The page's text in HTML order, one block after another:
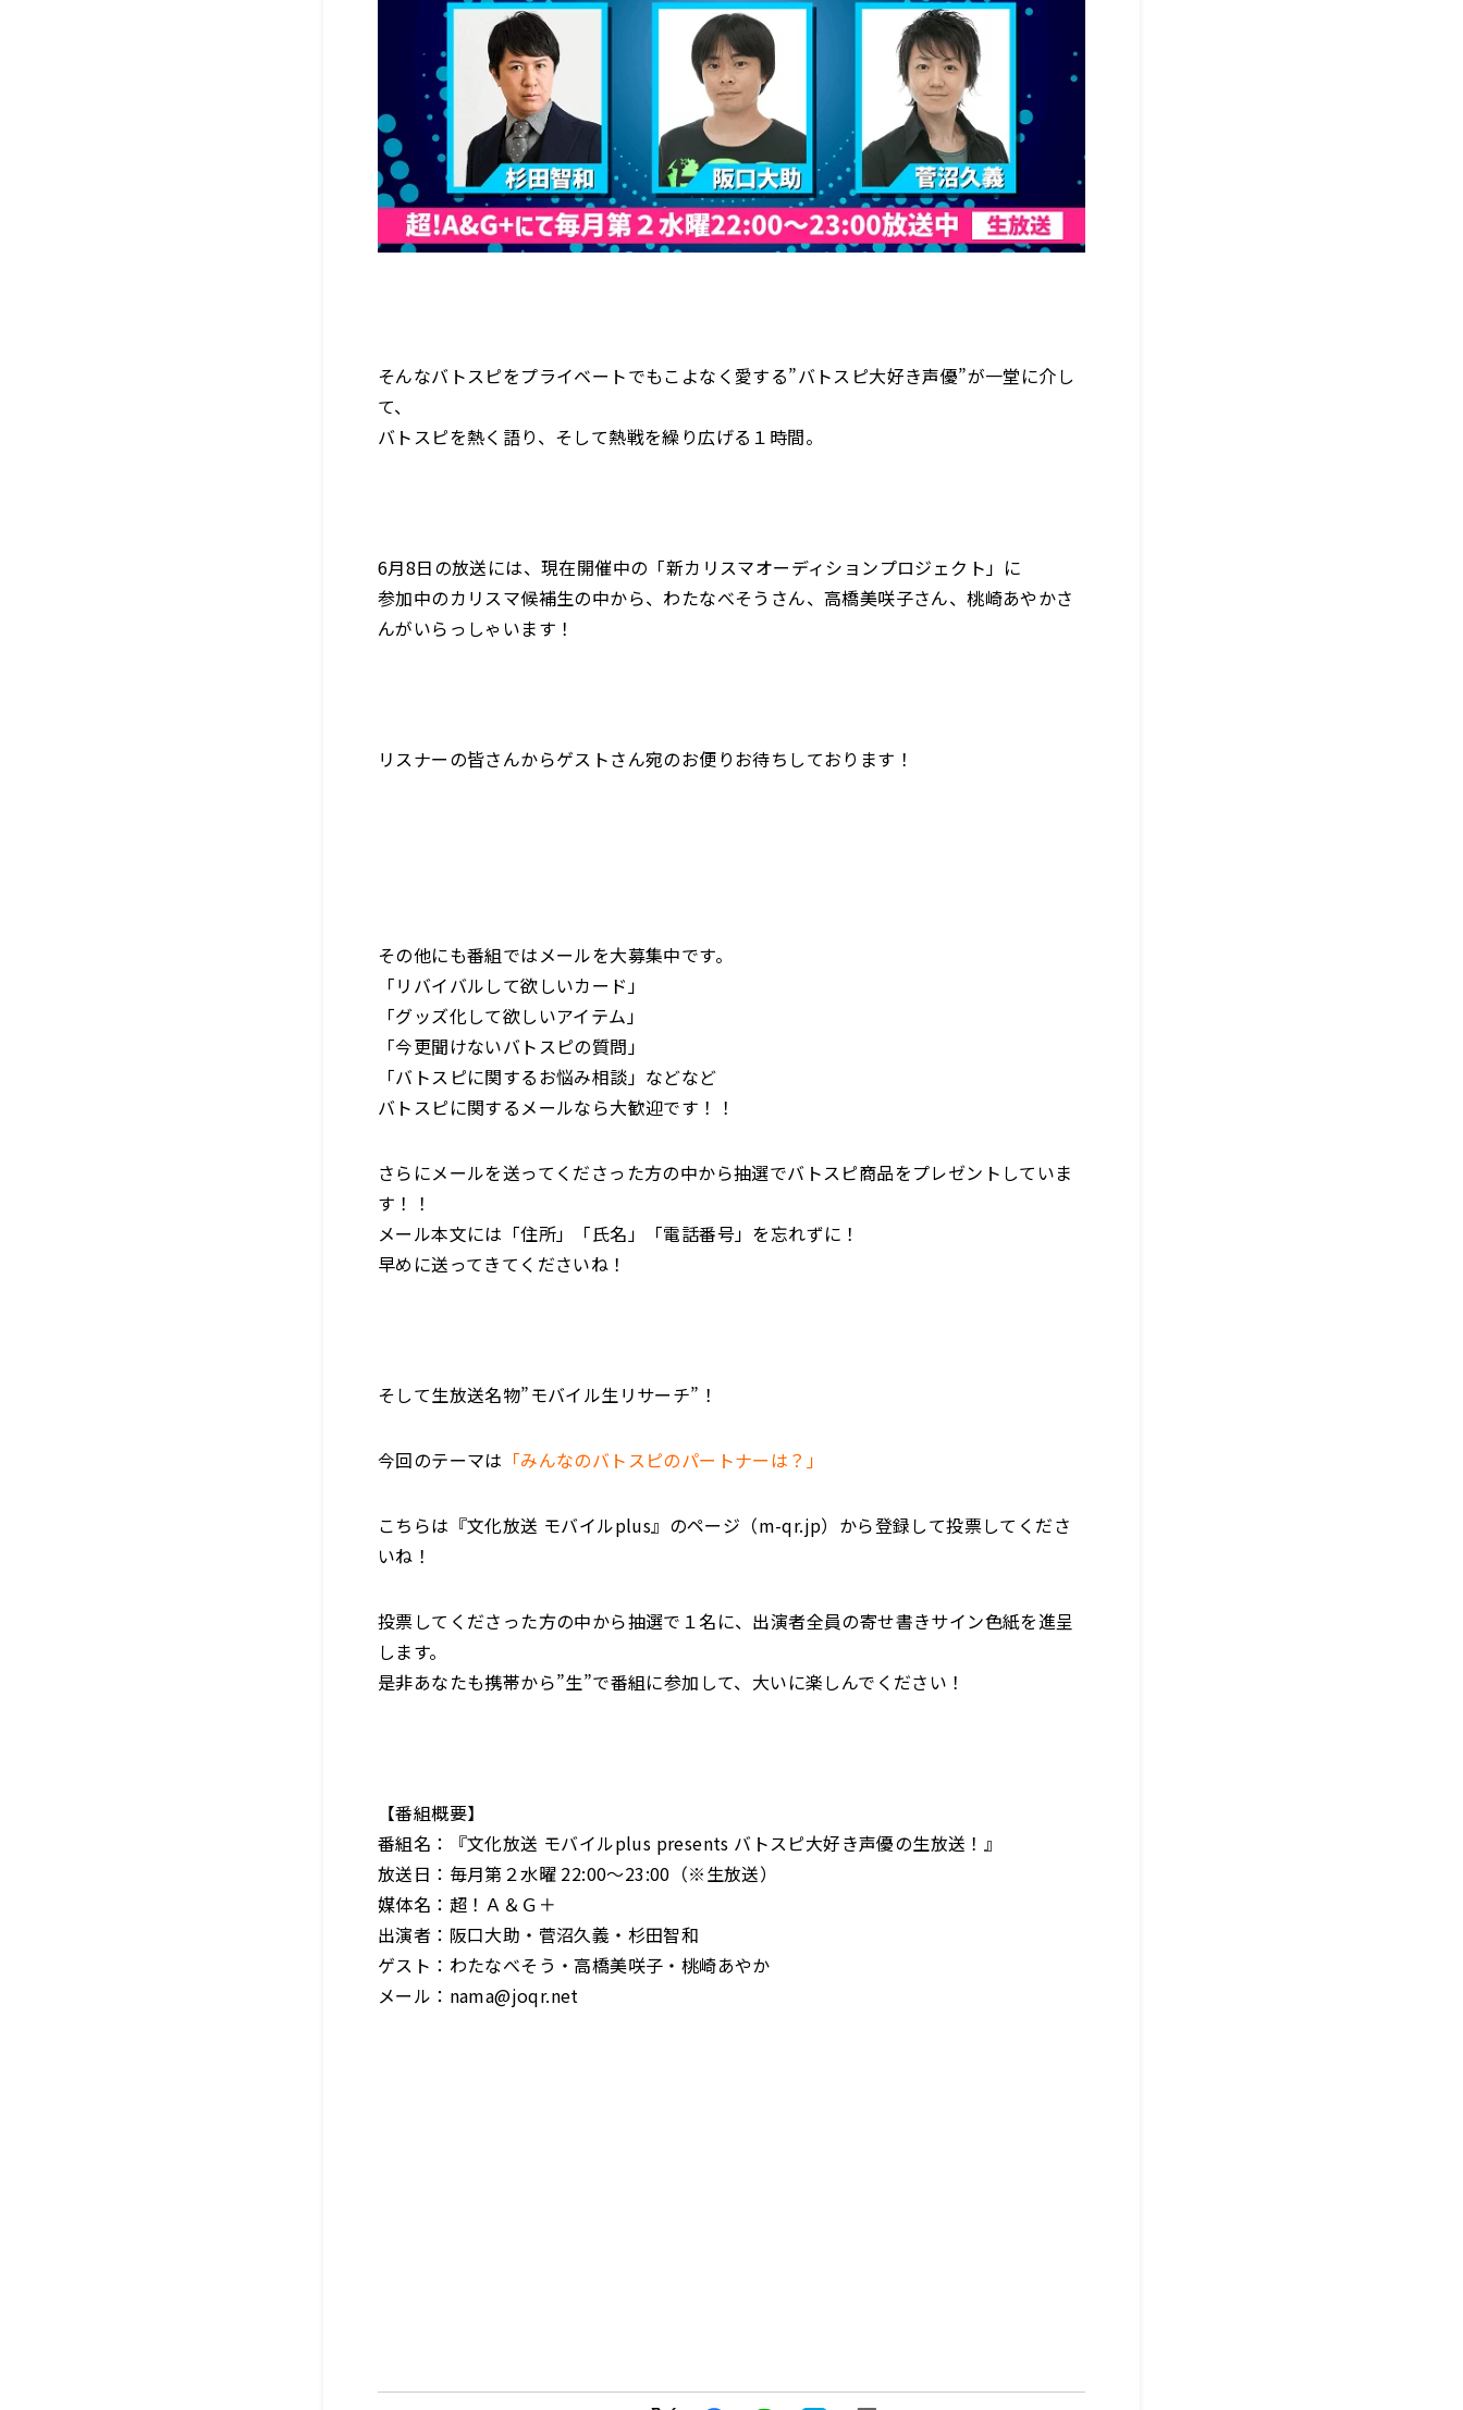
そんなバトスピをプライベートでもこよなく愛する”バトスピ大好き声優”が一堂に介し
て、
バトスピを熱く語り、そして熱戦を繰り広げる１時間。
6月8日の放送には、現在開催中の「新カリスマオーディションプロジェクト」に
参加中のカリスマ候補生の中から、わたなべそうさん、高橋美咲子さん、桃崎あやかさ
んがいらっしゃいます！
リスナーの皆さんからゲストさん宛のお便りお待ちしております！
その他にも番組ではメールを大募集中です。
「リバイバルして欲しいカード」
「グッズ化して欲しいアイテム」
「今更聞けないバトスピの質問」
「バトスピに関するお悩み相談」などなど
バトスピに関するメールなら大歓迎です！！
さらにメールを送ってくださった方の中から抽選でバトスピ商品をプレゼントしていま
す！！
メール本文には「住所」「氏名」「電話番号」を忘れずに！
早めに送ってきてくださいね！
そして生放送名物”モバイル生リサーチ”！
今回のテーマは 「みんなのバトスピのパートナーは？」
こちらは『文化放送 モバイルplus』のページ（m-qr.jp）から登録して投票してくださ
いね！
投票してくださった方の中から抽選で１名に、出演者全員の寄せ書きサイン色紙を進呈
します。
是非あなたも携帯から”生”で番組に参加して、大いに楽しんでください！
【番組概要】
番組名：『文化放送 モバイルplus presents バトスピ大好き声優の生放送！』
放送日：毎月第２水曜 22:00～23:00（※生放送）
媒体名：超！Ａ＆Ｇ＋
出演者：阪口大助・菅沼久義・杉田智和
ゲスト：わたなべそう・高橋美咲子・桃崎あやか
メール：nama@joqr.net